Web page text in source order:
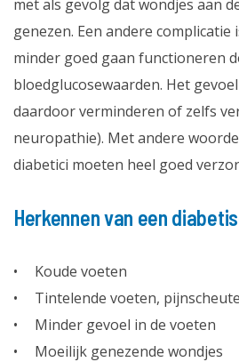
met als gevolg dat wondjes aan
genezen. Een andere complicatie
minder goed gaan functioneren
bloedglucosewaarden. Het
daardoor verminderen of zelfs
neuropathie). Met andere
diabetici moeten heel goed
Herkennen van een
Koude voeten
Tintelende voeten,
Minder gevoel in de voeten
Moeilijk genezende wondjes